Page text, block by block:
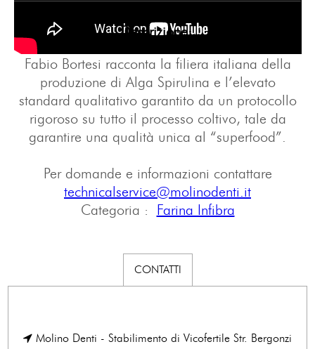
Descrizione:
Fabio Bortesi racconta la filiera italiana della
produzione di Alga Spirulina e l’elevato
standard qualitativo garantito da un protocollo
rigoroso su tutto il processo coltivo, tale da
garantire una qualità unica al “superfood”.
Per domande e informazioni contattare
technicalservice@molinodenti.it
Categoria : Farina Infibra
CONTATTI
Molino Denti - Stabilimento di Vicofertile Str. Bergonzi